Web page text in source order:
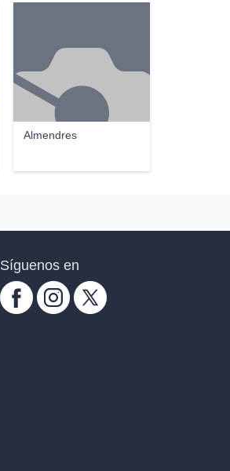
Almendres
Síguenos en